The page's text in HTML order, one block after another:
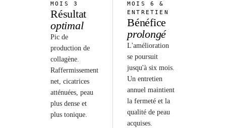
MOIS 3
Résultat
optimal
Pic de
production de
collagène.
Raffermissement
net, cicatrices
atténuées, peau
plus dense et
plus tonique.
MOIS 6 &
ENTRETIEN
Bénéfice
prolongé
L'amélioration
se poursuit
jusqu'à six mois.
Un entretien
annuel maintient
la fermeté et la
qualité de peau
acquises.